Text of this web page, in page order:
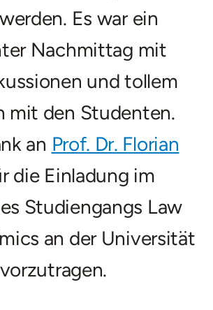
Es war ein
Nachmittag mit
und tollem
mit den Studenten.
an Prof. Dr. Florian
die Einladung im
Studiengangs Law
an der Universität